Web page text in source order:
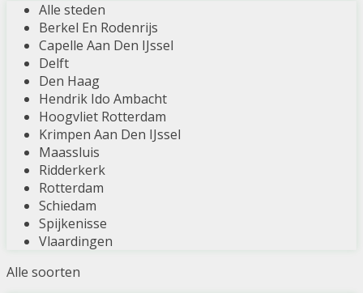
Alle steden
Berkel En Rodenrijs
Capelle Aan Den IJssel
Delft
Den Haag
Hendrik Ido Ambacht
Hoogvliet Rotterdam
Krimpen Aan Den IJssel
Maassluis
Ridderkerk
Rotterdam
Schiedam
Spijkenisse
Vlaardingen
Alle soorten